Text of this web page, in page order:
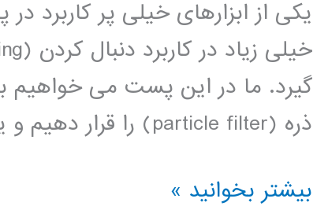
ذره (particle filter) را قرار دهیم و یک توضیح خلاصه از روند الگوریتم […]
Particle
بیشتر بخوانید »